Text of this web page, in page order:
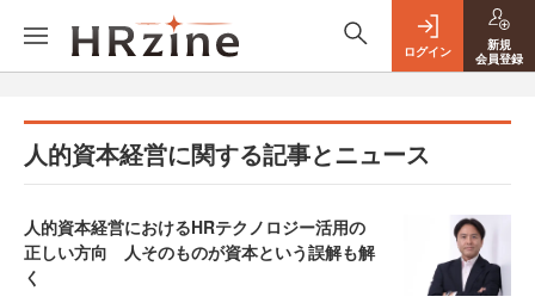
ログイン
新規
会員登録
人的資本経営に関する記事とニュース
人的資本経営におけるHRテクノロジー活用の
正しい方向 人そのものが資本という誤解も解
く